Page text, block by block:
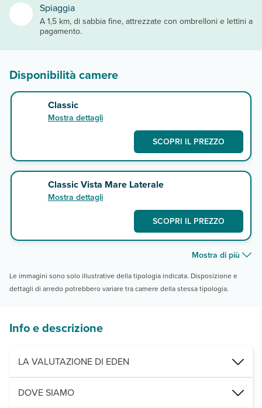
Spiaggia
A 1,5 km, di sabbia fine, attrezzate con ombrelloni e lettini a
pagamento.
Disponibilità camere
Classic
Mostra dettagli
SCOPRI IL PREZZO
Classic Vista Mare Laterale
Mostra dettagli
SCOPRI IL PREZZO
Mostra di più
Le immagini sono solo illustrative della tipologia indicata. Disposizione e
dettagli di arredo potrebbero variare tra camere della stessa tipologia.
Info e descrizione
LA VALUTAZIONE DI EDEN
Moderno 4 stelle con una posizione panoramica unica
Ricchezza di servizi per soddisfare ogni bisogno
DOVE SIAMO